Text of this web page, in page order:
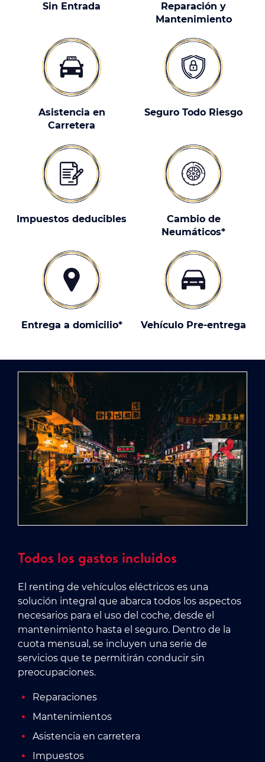
Sin Entrada
Reparación y
Mantenimiento
Asistencia en
Carretera
Seguro Todo Riesgo
Impuestos deducibles
Cambio de
Neumáticos*
Entrega a domicilio* Vehículo Pre-entrega
Todos los gastos incluidos
El renting de vehículos eléctricos es una
solución integral que abarca todos los aspectos
necesarios para el uso del coche, desde el
mantenimiento hasta el seguro. Dentro de la
cuota mensual, se incluyen una serie de
servicios que te permitirán conducir sin
preocupaciones.
Reparaciones
Mantenimientos
Asistencia en carretera
Impuestos